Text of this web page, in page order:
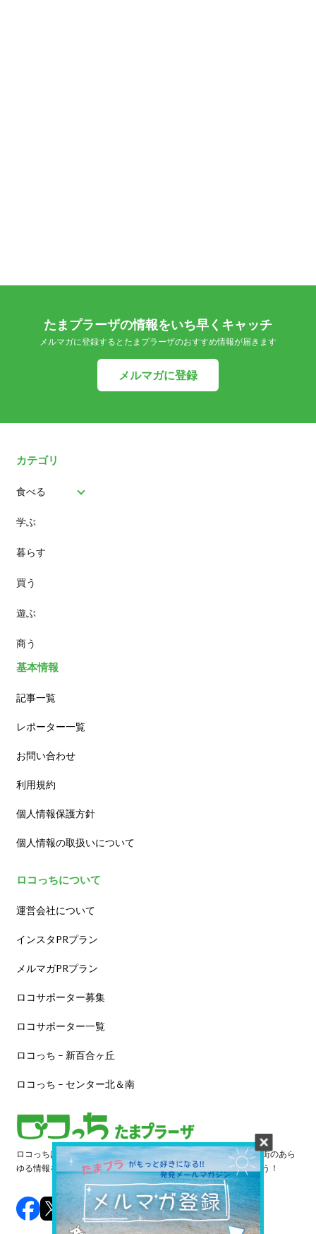
たまプラーザの情報をいち早くキャッチ
メルマガに登録するとたまプラーザのおすすめ情報が届きます
メルマガに登録
カテゴリ
食べる
パン
スイーツ
ランチ
カフェ
学ぶ
暮らす
買う
遊ぶ
商う
基本情報
記事一覧
レポーター一覧
お問い合わせ
利用規約
個人情報保護方針
個人情報の取扱いについて
ロコっちについて
運営会社について
インスタPRプラン
メルマガPRプラン
ロコサポーター募集
ロコサポーター一覧
ロコっち – 新百合ヶ丘
ロコっち – センター北＆南
ロコっちは、あなたのジモト体験を豊かにする情報サイトです。街のあら
ゆる情報を収集し、日々更新しています。早速情報を探してみよう！